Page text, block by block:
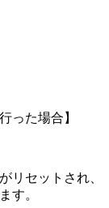
った場合】
リセットされ、
す。